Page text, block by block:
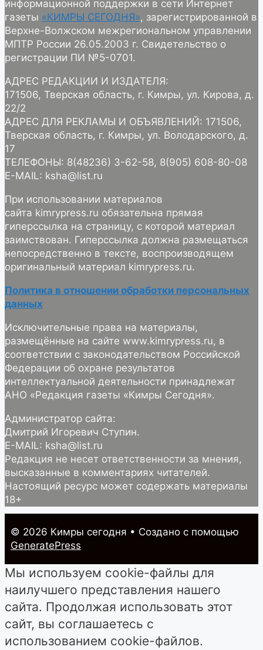
информационной поддержки в сети Интернет
газеты «КИМРЫ СЕГОДНЯ», зарегистрированной в
Верхне-Волжском межрегиональном управлении
МПТР России 26.05.2003 г. Свидетельство о
регистрации ПИ №5-0701.
АДРЕС РЕДАКЦИИ И ИЗДАТЕЛЯ:
171506, Тверская область, г. Кимры, ул. Кирова, д.
22/2
АДРЕС ДЛЯ РЕКЛАМЫ И ОБЪЯВЛЕНИЙ: 171506,
Тверская область, г. Кимры, ул. Володарского, д.
17
ТЕЛЕФОНЫ: 8(48236) 3-62-58, 8(905) 608-80-08
E-MAIL: ksha@list.ru
При использовании материалов
сайта kimrypress.ru обязательна прямая
гиперссылка на страницу, с которой материал
заимствован. Гиперссылка должна размещаться
непосредственно в тексте, воспроизводящем
оригинальный материал kimrypress.ru.
Политика в отношении обработки персональных
данных
Исключительные права на материалы,
размещённые на сайте www.kimrypress.ru, в
соответствии с законодательством Российской
Федерации об охране результатов
интеллектуальной деятельности принадлежат
АНО «Редакция газеты «Кимры Сегодня».
Администратор сайта:
Дмитрий Игоревич Ступин.
E-MAIL: ksha@list.ru
Редакция не несет ответственности за мнения,
высказанные в комментариях читателей.
Настоящий ресурс может содержать материалы
18+
© 2026 Кимры cегодня • Создано с помощью
GeneratePress
Мы используем cookie-файлы для
наилучшего представления нашего
сайта. Продолжая использовать этот
сайт, вы соглашаетесь с
использованием cookie-файлов.